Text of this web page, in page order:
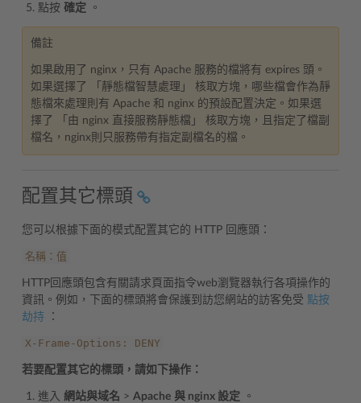
點按 確定 。
備註
如果啟用了 nginx，只有 Apache 服務的檔將有 expires 頭。
如果選擇了 「靜態檔智慧處理」 核取方塊，哪些檔會作為靜
態檔來處理則有 Apache 和 nginx 的預設配置決定。如果選
擇了 「由 nginx 直接服務靜態檔」 核取方塊，且指定了檔副
檔名，nginx則只服務帶有指定副檔名的檔。
配置其它標頭
您可以根據下面的模式配置其它的 HTTP 回應頭：
名稱：值
HTTP回應頭包含有關請求頁面指令web瀏覽器執行各項操作的
資訊。例如，下面的標頭將會保護到訪您網站的訪客免受 點按
劫持 ：
X-Frame-Options: DENY
若要配置其它的標頭，請如下操作：
進入 網站與域名 > Apache 與 nginx 設定 。